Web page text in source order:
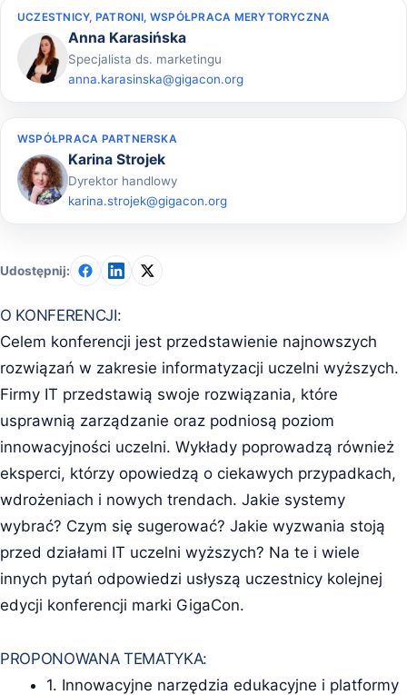
Udostępnij:
O KONFERENCJI:
Celem konferencji jest przedstawienie najnowszych
rozwiązań w zakresie informatyzacji uczelni wyższych.
Firmy IT przedstawią swoje rozwiązania, które
usprawnią zarządzanie oraz podniosą poziom
innowacyjności uczelni. Wykłady poprowadzą również
eksperci, którzy opowiedzą o ciekawych przypadkach,
wdrożeniach i nowych trendach. Jakie systemy
wybrać? Czym się sugerować? Jakie wyzwania stoją
przed działami IT uczelni wyższych? Na te i wiele
innych pytań odpowiedzi usłyszą uczestnicy kolejnej
edycji konferencji marki GigaCon.
PROPONOWANA TEMATYKA:
1. Innowacyjne narzędzia edukacyjne i platformy
UCZESTNICY, PATRONI, WSPÓŁPRACA MERYTORYCZNA
Anna Karasińska
Specjalista ds. marketingu
anna.karasinska@gigacon.org
WSPÓŁPRACA PARTNERSKA
Karina Strojek
Dyrektor handlowy
karina.strojek@gigacon.org